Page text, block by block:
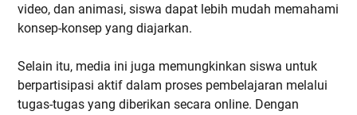
video, dan animasi, siswa dapat lebih mudah memahami
konsep-konsep yang diajarkan.
Selain itu, media ini juga memungkinkan siswa untuk
berpartisipasi aktif dalam proses pembelajaran melalui
tugas-tugas yang diberikan secara online. Dengan